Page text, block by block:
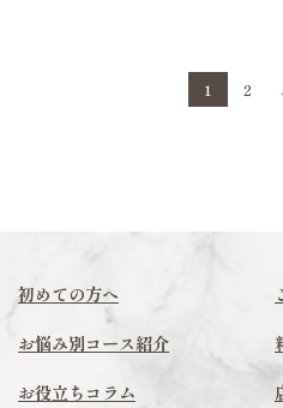
1 2
初めての方へ
お悩み別コース紹介
お役立ちコラム